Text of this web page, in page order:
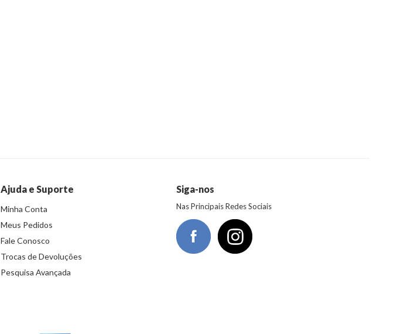
Ajuda e Suporte
Minha Conta
Meus Pedidos
Fale Conosco
Trocas de Devoluções
Pesquisa Avançada
Siga-nos
Nas Principais Redes Sociais